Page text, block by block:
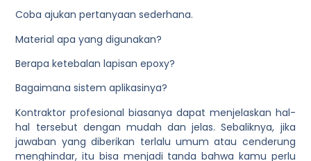
Coba ajukan pertanyaan sederhana.
Material apa yang digunakan?
Berapa ketebalan lapisan epoxy?
Bagaimana sistem aplikasinya?
Kontraktor profesional biasanya dapat menjelaskan hal-
hal tersebut dengan mudah dan jelas. Sebaliknya, jika
jawaban yang diberikan terlalu umum atau cenderung
menghindar, itu bisa menjadi tanda bahwa kamu perlu